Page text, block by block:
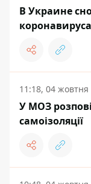
В Украине
11:18, 04 жовтня
У МОЗ
самоізоляції